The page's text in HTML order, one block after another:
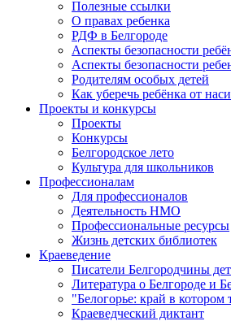
Полезные ссылки
О правах ребенка
РДФ в Белгороде
Аспекты безопасности
Аспекты безопасности
Родителям особых детей
Как уберечь ребёнка от
Проекты и конкурсы
Проекты
Конкурсы
Белгородское лето
Культура для школьников
Профессионалам
Для профессионалов
Деятельность НМО
Профессиональные ресурсы
Жизнь детских библиотек
Краеведение
Писатели Белгородчины
Литература о Белгороде и
"Белогорье: край в
Краеведческий диктант